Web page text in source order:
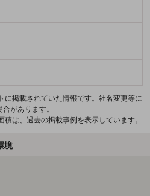
掲載されていた情報です。社名変更等に
合があります。
は、過去の掲載事例を表示しています。
境